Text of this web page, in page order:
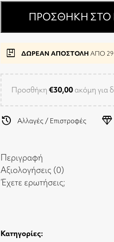
ΠΡΟΣΘΉΚΗ ΣΤΟ
package ΔΩΡΕΑΝ ΑΠΟΣΤΟΛΗ ΑΠΟ
Προσθήκη €30,00 ακόμη για
history Αλλαγές / Επιστροφές diamond
Περιγραφή
Αξιολογήσεις (0)
Έχετε ερωτήσεις;
Κατηγορίες: